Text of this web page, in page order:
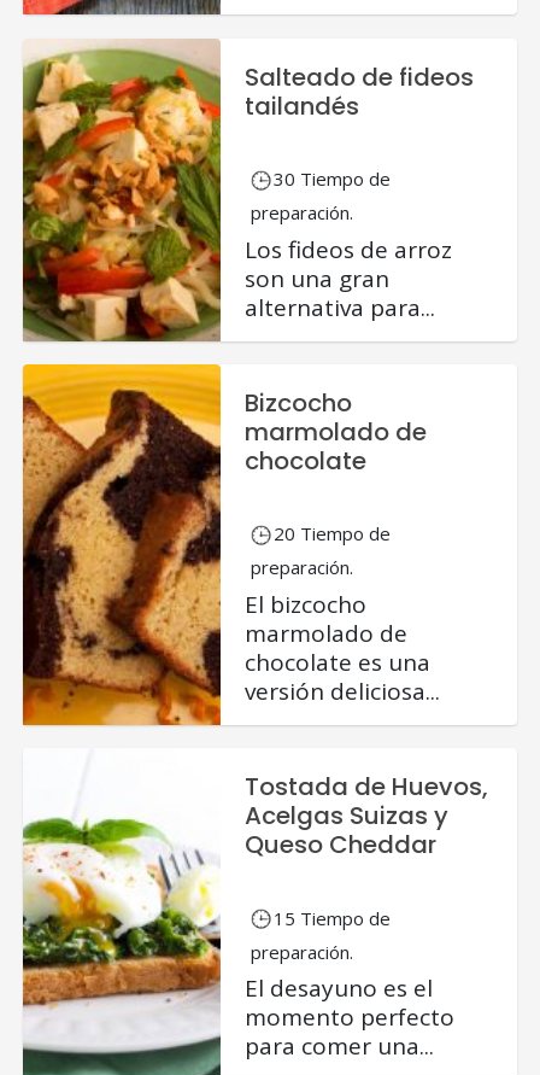
Salteado de fideos
tailandés
30 Tiempo de
preparación.
Los fideos de arroz
son una gran
alternativa para...
Bizcocho
marmolado de
chocolate
20 Tiempo de
preparación.
El bizcocho
marmolado de
chocolate es una
versión deliciosa...
Tostada de Huevos,
Acelgas Suizas y
Queso Cheddar
15 Tiempo de
preparación.
El desayuno es el
momento perfecto
para comer una...